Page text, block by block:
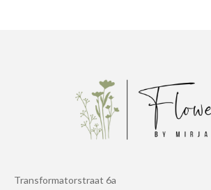
Transformatorstraat 6a